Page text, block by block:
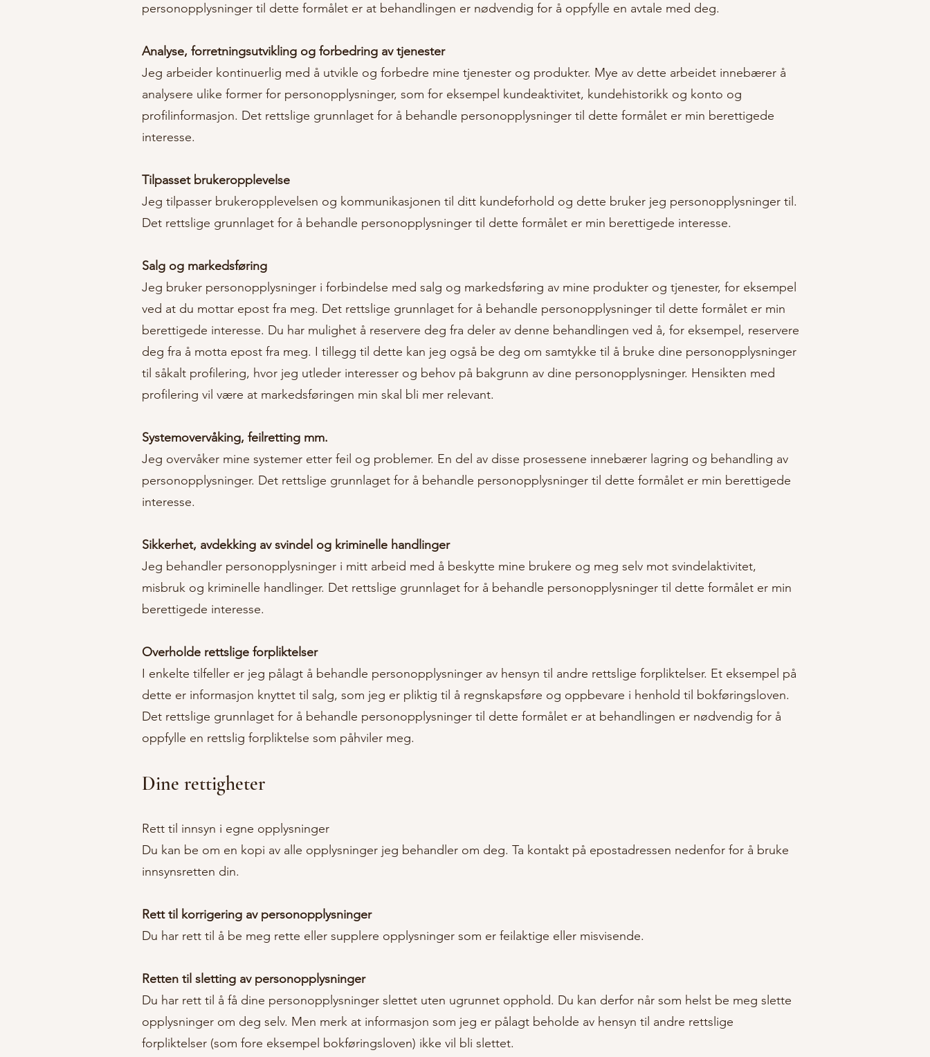
personopplysninger til dette formålet er at behandlingen er nødvendig for å oppfylle en avtale med deg.
Analyse, forretningsutvikling og forbedring av tjenester
Jeg arbeider kontinuerlig med å utvikle og forbedre mine tjenester og produkter. Mye av dette arbeidet innebærer å
analysere ulike former for personopplysninger, som for eksempel kundeaktivitet, kundehistorikk og konto og
profilinformasjon. Det rettslige grunnlaget for å behandle personopplysninger til dette formålet er min berettigede
interesse.
Tilpasset brukeropplevelse
Jeg tilpasser brukeropplevelsen og kommunikasjonen til ditt kundeforhold og dette bruker jeg personopplysninger til.
Det rettslige grunnlaget for å behandle personopplysninger til dette formålet er min berettigede interesse.
Salg og markedsføring
Jeg bruker personopplysninger i forbindelse med salg og markedsføring av mine produkter og tjenester, for eksempel
ved at du mottar epost fra meg. Det rettslige grunnlaget for å behandle personopplysninger til dette formålet er min
berettigede interesse. Du har mulighet å reservere deg fra deler av denne behandlingen ved å, for eksempel, reservere
deg fra å motta epost fra meg. I tillegg til dette kan jeg også be deg om samtykke til å bruke dine personopplysninger
til såkalt profilering, hvor jeg utleder interesser og behov på bakgrunn av dine personopplysninger. Hensikten med
profilering vil være at markedsføringen min skal bli mer relevant.
Systemovervåking, feilretting mm.
Jeg overvåker mine systemer etter feil og problemer. En del av disse prosessene innebærer lagring og behandling av
personopplysninger. Det rettslige grunnlaget for å behandle personopplysninger til dette formålet er min berettigede
interesse.
Sikkerhet, avdekking av svindel og kriminelle handlinger
Jeg behandler personopplysninger i mitt arbeid med å beskytte mine brukere og meg selv mot svindelaktivitet,
misbruk og kriminelle handlinger. Det rettslige grunnlaget for å behandle personopplysninger til dette formålet er min
berettigede interesse.
Overholde rettslige forpliktelser
I enkelte tilfeller er jeg pålagt å behandle personopplysninger av hensyn til andre rettslige forpliktelser. Et eksempel på
dette er informasjon knyttet til salg, som jeg er pliktig til å regnskapsføre og oppbevare i henhold til bokføringsloven.
Det rettslige grunnlaget for å behandle personopplysninger til dette formålet er at behandlingen er nødvendig for å
oppfylle en rettslig forpliktelse som påhviler meg.
Dine rettigheter
Rett til innsyn i egne opplysninger
Du kan be om en kopi av alle opplysninger jeg behandler om deg. Ta kontakt på epostadressen nedenfor for å bruke
innsynsretten din.
Rett til korrigering av personopplysninger
Du har rett til å be meg rette eller supplere opplysninger som er feilaktige eller misvisende.
Retten til sletting av personopplysninger
Du har rett til å få dine personopplysninger slettet uten ugrunnet opphold. Du kan derfor når som helst be meg slette
opplysninger om deg selv. Men merk at informasjon som jeg er pålagt beholde av hensyn til andre rettslige
forpliktelser (som fore eksempel bokføringsloven) ikke vil bli slettet.